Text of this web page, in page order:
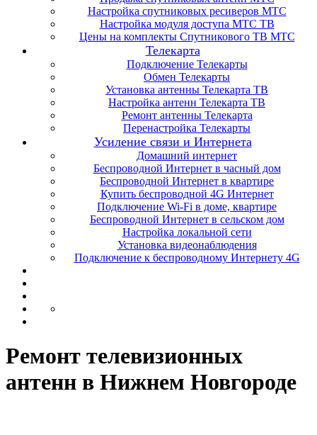
Настройка спутниковых ресиверов МТС
Настройка модуля доступа МТС ТВ
Цены на комплекты Спутникового ТВ МТС
Телекарта
Подключение Телекарты
Обмен Телекарты
Установка антенны Телекарта ТВ
Настройка антенн Телекарта ТВ
Ремонт антенны Телекарта
Перенастройка Телекарты
Усиление связи и Интернета
Домашний интернет
Беспроводной Интернет в часный дом
Беспроводной Интернет в квартире
Купить беспроводной 4G Интернет
Подключение Wi-Fi в доме, квартире
Беспроводной Интернет в сельском дом
Настройка локальной сети
Установка видеонаблюдения
Подключение к беспроводному Интернету 4G
Ремонт телевизионных
антенн в Нижнем Новгороде